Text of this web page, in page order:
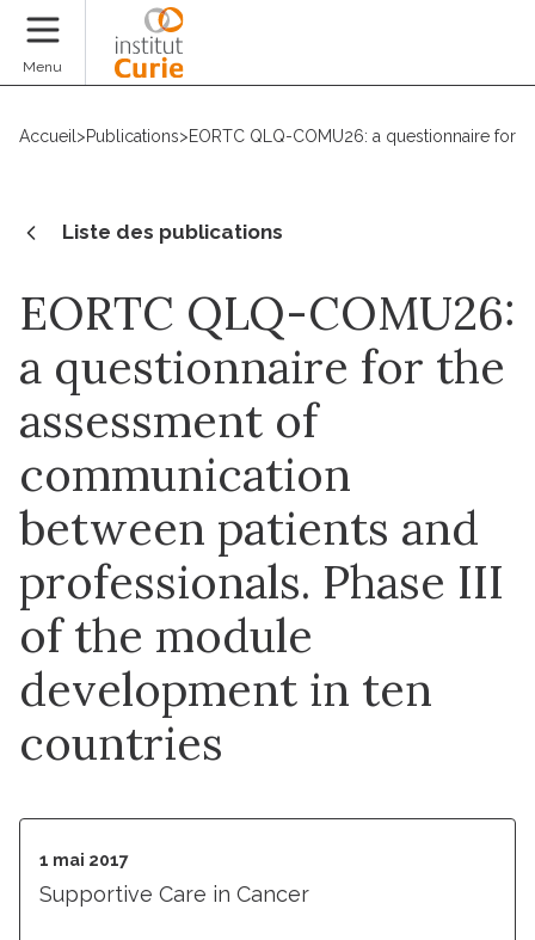
Menu
Accueil >Publications>EORTC QLQ-COMU26: a questionnaire for
Liste des publications
EORTC QLQ-COMU26:
a questionnaire for the
assessment of
communication
between patients and
professionals. Phase III
of the module
development in ten
countries
1 mai 2017
Supportive Care in Cancer